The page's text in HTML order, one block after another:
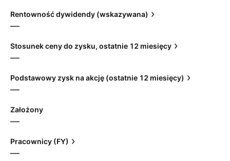
Rentowność dywidendy (wskazywana)
—
Stosunek ceny do zysku, ostatnie 12 miesięcy
—
Podstawowy zysk na akcję (ostatnie 12 miesięcy)
—
Założony
—
Pracownicy (FY)
—